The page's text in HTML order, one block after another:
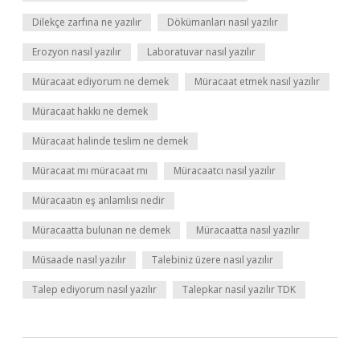
Dilekçe zarfına ne yazılır Dökümanları nasıl yazılır
Erozyon nasıl yazılır Laboratuvar nasıl yazılır
Müracaat ediyorum ne demek Müracaat etmek nasıl yazılır
Müracaat hakkı ne demek
Müracaat halinde teslim ne demek
Müracaat mı müracaat mı Müracaatcı nasıl yazılır
Müracaatın eş anlamlısı nedir
Müracaatta bulunan ne demek Müracaatta nasıl yazılır
Müsaade nasıl yazılır Talebiniz üzere nasıl yazılır
Talep ediyorum nasıl yazılır Talepkar nasıl yazılır TDK